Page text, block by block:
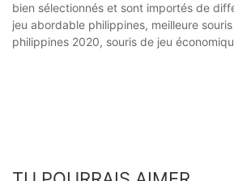
bien sélectionnés et sont importés de
jeu abordable philippines, meilleure
philippines 2020, souris de jeu